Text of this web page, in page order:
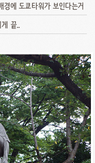
경에 도쿄타워가 보인다는거
끝..